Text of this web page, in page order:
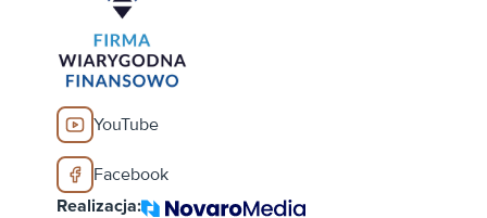
YouTube
Facebook
Realizacja: